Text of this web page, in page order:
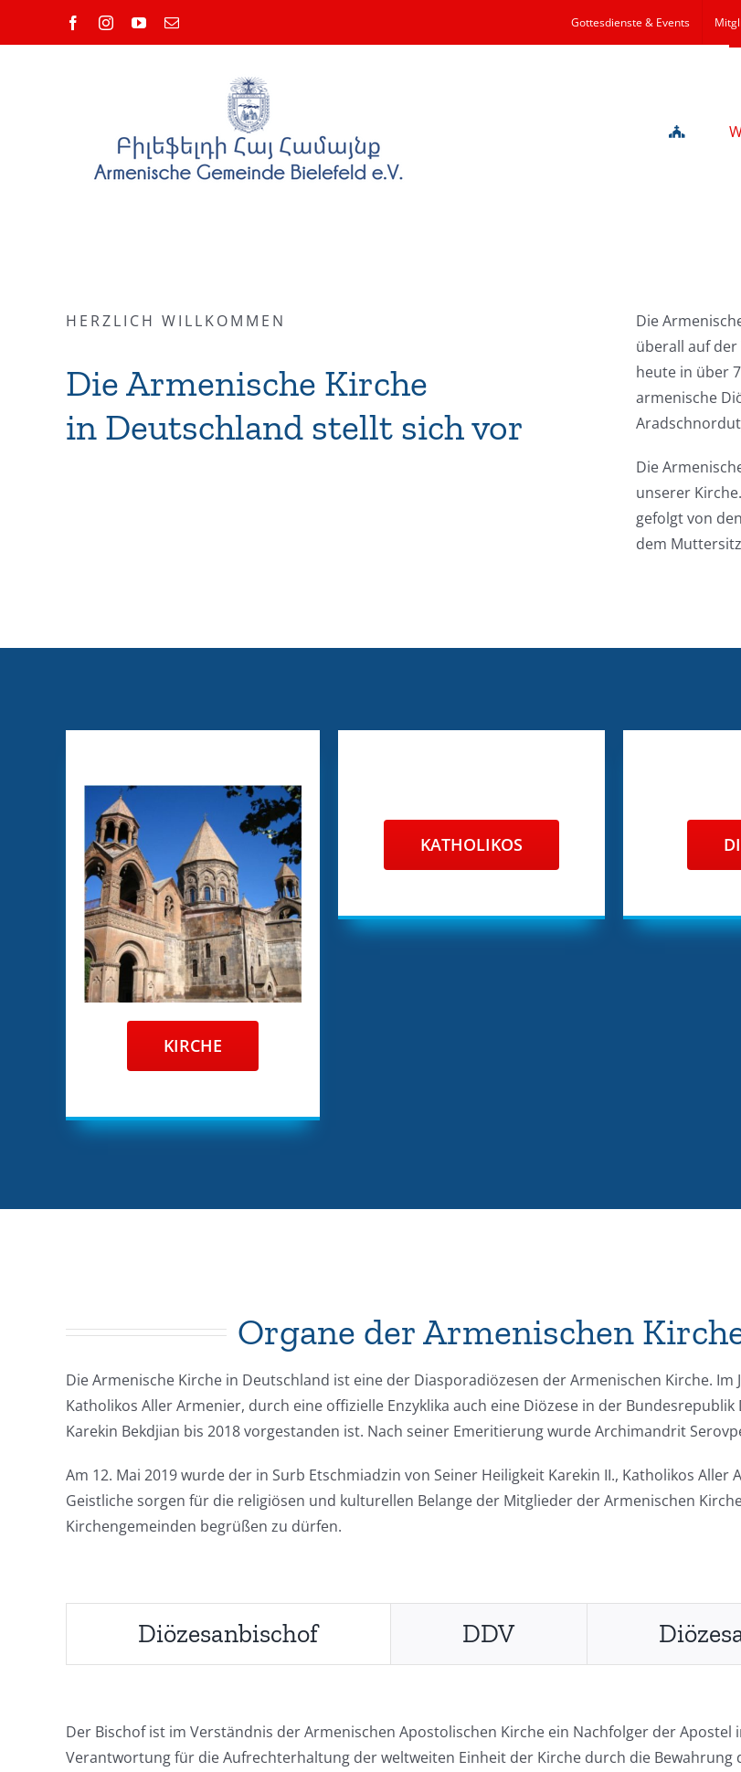
FacebookInstagramYouTubeEmail Gottesdienste & Events
HERZLICH WILLKOMMEN
Die Armenische Kirche
in Deutschland stellt sich vor
Die
überall auf der
heute in über
armenische
Die
unserer
gefolgt von
dem
KIRCHE
KATHOLIKOS
Organe der Armenischen
Die Armenische Kirche in Deutschland ist eine der Diasporadiözesen der Armenischen Kirche.
Katholikos Aller Armenier, durch eine offizielle Enzyklika auch eine Diözese in der
Karekin Bekdjian bis 2018 vorgestanden ist. Nach seiner Emeritierung wurde Archimandrit
Am 12. Mai 2019 wurde der in Surb Etschmiadzin von Seiner Heiligkeit Karekin II., Katholikos
Geistliche sorgen für die religiösen und kulturellen Belange der Mitglieder der Armenischen
Kirchengemeinden begrüßen zu dürfen.
Diözesanbischof DDV
Der Bischof ist im Verständnis der Armenischen Apostolischen Kirche ein Nachfolger der
Verantwortung für die Aufrechterhaltung der weltweiten Einheit der Kirche durch die